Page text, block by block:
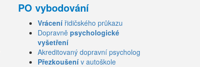
PO vybodování
Vrácení řidičského průkazu
Dopravně psychologické
vyšetření
Akreditovaný dopravní psycholog
Přezkoušení v autoškole